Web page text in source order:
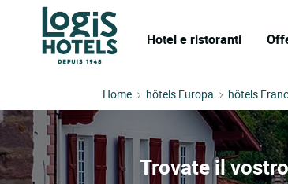
Hotel e ristoranti
Home hôtels Europa hôtels
Trovate il